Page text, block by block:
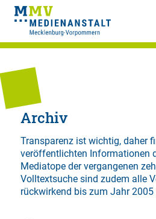
Archiv
Transparenz ist wichtig, daher
veröffentlichten Informationen
Mediatope der vergangenen
Volltextsuchesind zudem alle
rückwirkend bis zum Jahr